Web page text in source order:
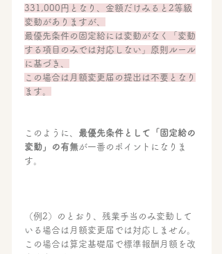
331,000円となり、金額だけみると2等級
変動がありますが、
最優先条件の固定給には変動がなく「変動
する項目のみでは対応しない」原則ルール
に基づき、
この場合は月額変更届の提出は不要となり
ます。
このように、 最優先条件として「固定給の
変動」の有無が一番のポイントになりま
す。
（例2）のとおり、残業手当のみ変動して
いる場合は月額変更届では対応しません。
この場合は算定基礎届で標準報酬月額を改